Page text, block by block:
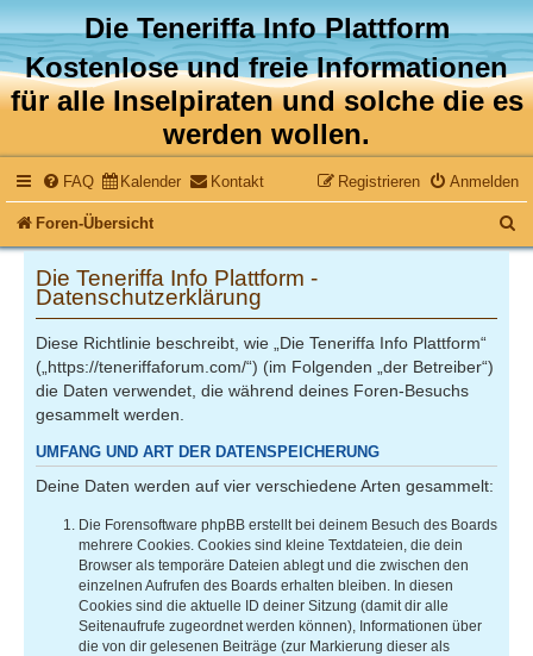
Die Teneriffa Info Plattform
Kostenlose und freie Informationen
für alle Inselpiraten und solche die es
werden wollen.
FAQ Kalender Kontakt Anmelden
Registrieren
Foren-Übersicht
u
Die Teneriffa Info Plattform -
Datenschutzerklärung
Diese Richtlinie beschreibt, wie „Die Teneriffa Info Plattform“
(„https://teneriffaforum.com/“) (im Folgenden „der Betreiber“)
die Daten verwendet, die während deines Foren-Besuchs
gesammelt werden.
UMFANG UND ART DER DATENSPEICHERUNG
Deine Daten werden auf vier verschiedene Arten gesammelt:
Die Forensoftware phpBB erstellt bei deinem Besuch des Boards
mehrere Cookies. Cookies sind kleine Textdateien, die dein
Browser als temporäre Dateien ablegt und die zwischen den
einzelnen Aufrufen des Boards erhalten bleiben. In diesen
Cookies sind die aktuelle ID deiner Sitzung (damit dir alle
Seitenaufrufe zugeordnet werden können), Informationen über
die von dir gelesenen Beiträge (zur Markierung dieser als